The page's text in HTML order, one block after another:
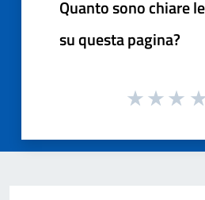
Quanto sono chiare
su questa pagina?